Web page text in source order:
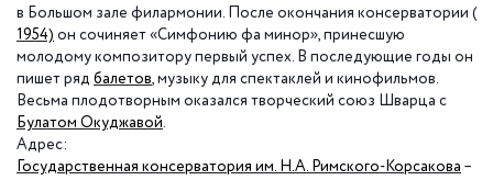
в Большом зале филармонии. После окончания консерватории (
1954) он сочиняет «Симфонию фа минор», принесшую
молодому композитору первый успех. В последующие годы он
пишет ряд балетов, музыку для спектаклей и кинофильмов.
Весьма плодотворным оказался творческий союз Шварца с
Булатом Окуджавой.
Адрес:
Государственная консерватория им. Н.А. Римского-Корсакова –